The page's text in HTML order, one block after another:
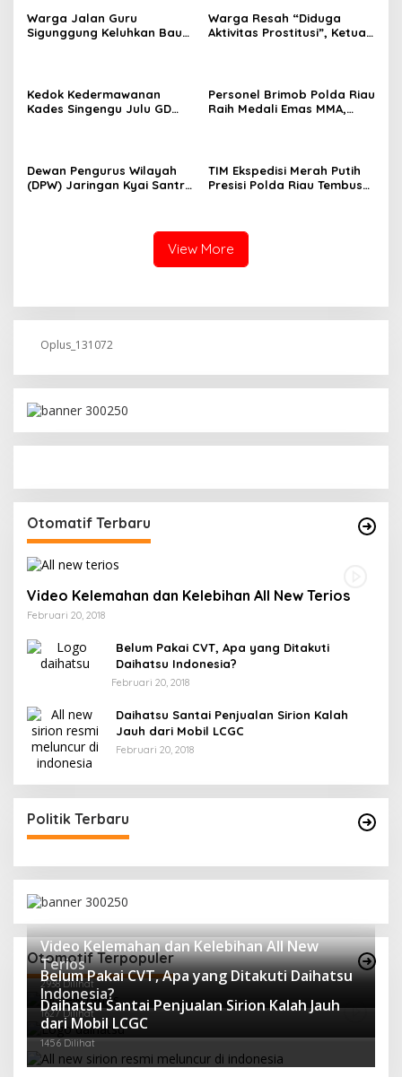
Warga Jalan Guru
Sigunggung Keluhkan Bau
Warga Resah “Diduga
Aktivitas Prostitusi”, Ketua
Jalan Tanjung Datuk
Kedok Kedermawanan
Kades Singengu Julu GD
Personel Brimob Polda Riau
Raih Medali Emas MMA,
Dewan Pengurus Wilayah
(DPW) Jaringan Kyai Santri
Badan Kesatuan Bangsa
dan Politik (Kesbangpol)
TIM Ekspedisi Merah Putih
Presisi Polda Riau Tembus
Nyata untuk Negeri
View More
Oplus_131072
Otomatif Terbaru
Video Kelemahan dan Kelebihan All New Terios
Februari 20, 2018
Belum Pakai CVT, Apa yang Ditakuti
Daihatsu Indonesia?
Februari 20, 2018
Daihatsu Santai Penjualan Sirion Kalah
Jauh dari Mobil LCGC
Februari 20, 2018
Politik Terbaru
Otomotif Terpopuler
Video Kelemahan dan Kelebihan All New
Terios
2938 Dilihat
Belum Pakai CVT, Apa yang Ditakuti Daihatsu
Indonesia?
1627 Dilihat
Daihatsu Santai Penjualan Sirion Kalah Jauh
dari Mobil LCGC
1456 Dilihat